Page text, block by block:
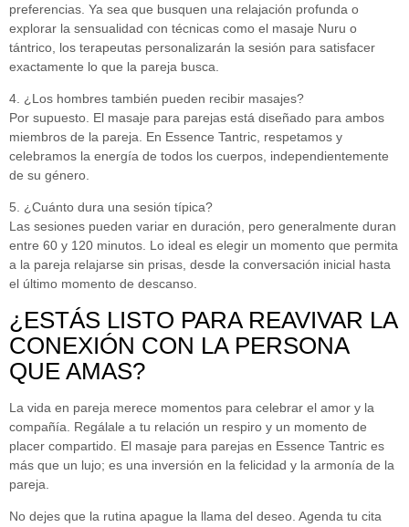
preferencias. Ya sea que busquen una relajación profunda o
explorar la sensualidad con técnicas como el masaje Nuru o
tántrico, los terapeutas personalizarán la sesión para satisfacer
exactamente lo que la pareja busca.
4. ¿Los hombres también pueden recibir masajes?
Por supuesto. El masaje para parejas está diseñado para ambos
miembros de la pareja. En Essence Tantric, respetamos y
celebramos la energía de todos los cuerpos, independientemente
de su género.
5. ¿Cuánto dura una sesión típica?
Las sesiones pueden variar en duración, pero generalmente duran
entre 60 y 120 minutos. Lo ideal es elegir un momento que permita
a la pareja relajarse sin prisas, desde la conversación inicial hasta
el último momento de descanso.
¿ESTÁS LISTO PARA REAVIVAR LA
CONEXIÓN CON LA PERSONA
QUE AMAS?
La vida en pareja merece momentos para celebrar el amor y la
compañía. Regálale a tu relación un respiro y un momento de
placer compartido. El masaje para parejas en Essence Tantric es
más que un lujo; es una inversión en la felicidad y la armonía de la
pareja.
No dejes que la rutina apague la llama del deseo. Agenda tu cita